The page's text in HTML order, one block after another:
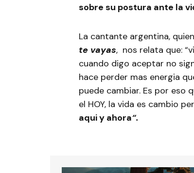
sobre su postura ante la
La cantante argentina,
te vayas, nos relata que:
cuando digo aceptar no
hace perder mas energia
puede cambiar. Es por eso
el HOY, la vida es cambio
aqui y ahora“.